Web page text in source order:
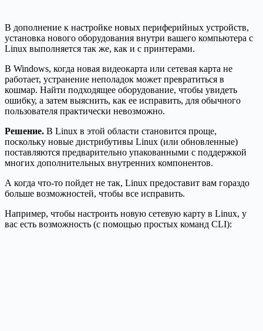
В дополнение к настройке новых периферийных устройств,
установка нового оборудования внутри вашего компьютера с
Linux выполняется так же, как и с принтерами.
В Windows, когда новая видеокарта или сетевая карта не
работает, устранение неполадок может превратиться в
кошмар. Найти подходящее оборудование, чтобы увидеть
ошибку, а затем выяснить, как ее исправить, для обычного
пользователя практически невозможно.
Решение. В Linux в этой области становится проще,
поскольку новые дистрибутивы Linux (или обновленные)
поставляются предварительно упакованными с поддержкой
многих дополнительных внутренних компонентов.
А когда что-то пойдет не так, Linux предоставит вам гораздо
больше возможностей, чтобы все исправить.
Например, чтобы настроить новую сетевую карту в Linux, у
вас есть возможность (с помощью простых команд CLI):